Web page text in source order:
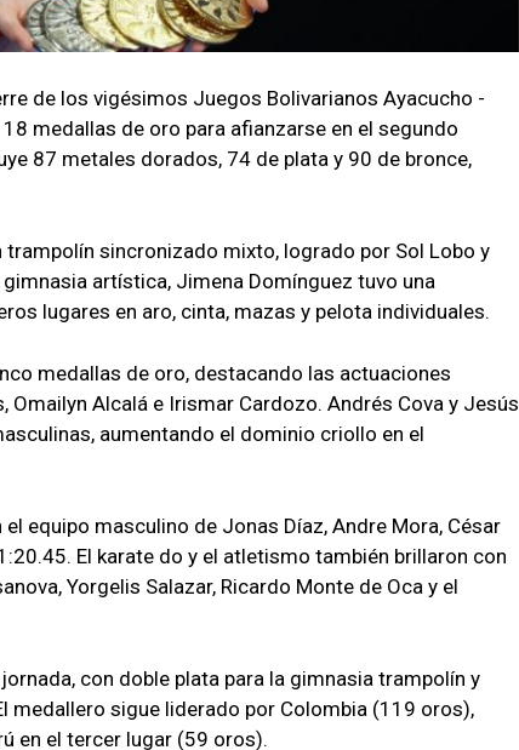
de los vigésimos Juegos Bolivarianos Ayacucho -
medallas de oro para afianzarse en el segundo
87 metales dorados, 74 de plata y 90 de bronce,
sincronizado mixto, logrado por Sol Lobo y
artística, Jimena Domínguez tuvo una
lugares en aro, cinta, mazas y pelota individuales.
medallas de oro, destacando las actuaciones
Omailyn Alcalá e Irismar Cardozo. Andrés Cova y Jesús
aumentando el dominio criollo en el
equipo masculino de Jonas Díaz, Andre Mora, César
El karate do y el atletismo también brillaron con
Yorgelis Salazar, Ricardo Monte de Oca y el
con doble plata para la gimnasia trampolín y
medallero sigue liderado por Colombia (119 oros),
en el tercer lugar (59 oros).